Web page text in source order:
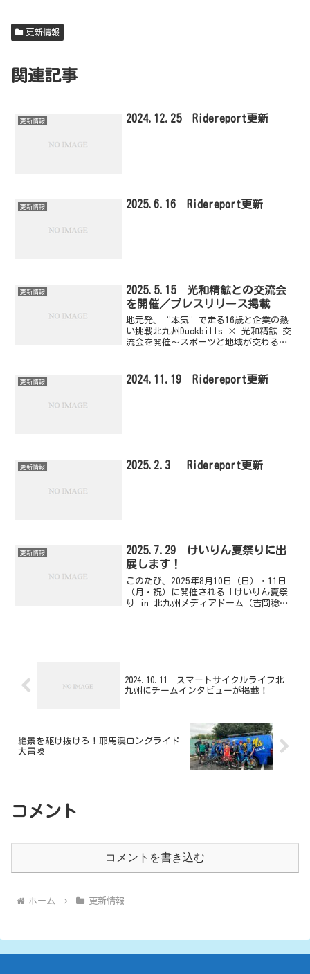
更新情報
関連記事
更新情報 2024.12.25 Ridereport更新
更新情報 2025.6.16 Ridereport更新
更新情報
2025.5.15 光和精鉱との交流会
を開催／プレスリリース掲載
地元発、“本気”で走る16歳と企業の熱
い挑戦北九州Duckbills × 光和精鉱 交
流会を開催～スポーツと地域が交わる、
チーム「北九州Duckbills」（監督：宮
更新情報 2024.11.19 Ridereport更新
更新情報 2025.2.3 Ridereport更新
更新情報
2025.7.29 けいりん夏祭りに出
展します！
このたび、2025年8月10日（日）・11日
（月・祝）に開催される「けいりん夏祭
り in 北九州メディアドーム（吉岡稔真
2024.10.11 スマートサイクルライフ北
九州にチームインタビューが掲載！
絶景を駆け抜けろ！耶馬渓ロングライド
大冒険
コメント
コメントを書き込む
ホーム 更新情報